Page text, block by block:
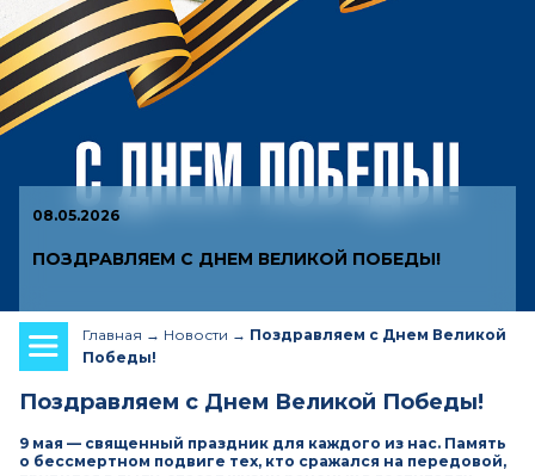
08.05.2026
ПОЗДРАВЛЯЕМ С ДНЕМ ВЕЛИКОЙ ПОБЕДЫ!
Главная Новости
Поздравляем с Днем Великой
Победы!
Поздравляем с Днем Великой Победы!
9 мая — священный праздник для каждого из нас. Память
о бессмертном подвиге тех, кто сражался на передовой,